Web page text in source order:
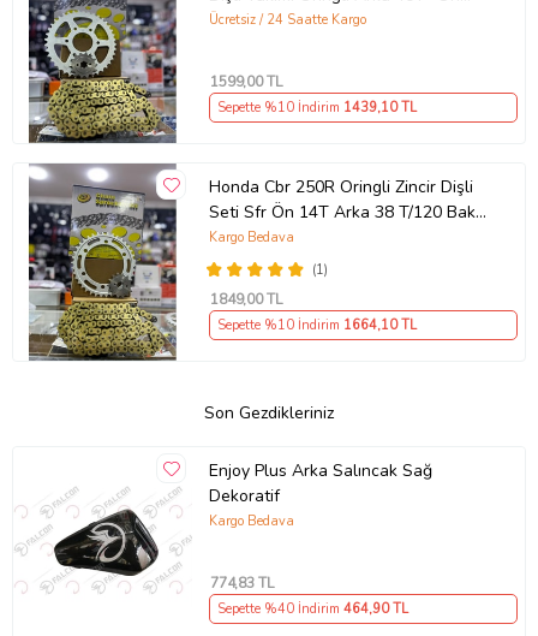
14T 108 Bakla Supermto
Ücretsiz / 24 Saatte Kargo
1599,00 TL
Sepette %10 İndirim 1439,10 TL
Honda Cbr 250R Oringli Zincir Dişli
Seti Sfr Ön 14T Arka 38 T/120 Bakla
2011-17 Arasmto
(1)
Kargo Bedava
1849,00 TL
Sepette %10 İndirim 1664,10 TL
Son Gezdikleriniz
Enjoy Plus Arka Salıncak Sağ
Dekoratif
Kargo Bedava
774,83 TL
Sepette %40 İndirim 464,90 TL